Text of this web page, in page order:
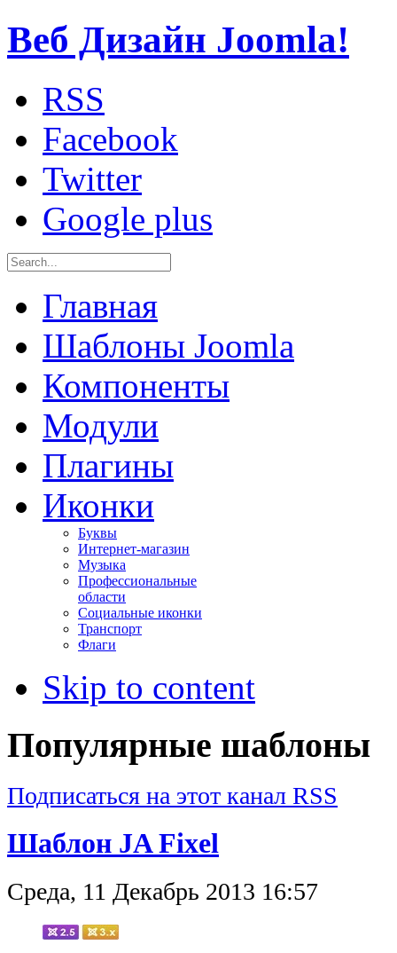
Веб Дизайн Joomla!
RSS
Facebook
Twitter
Google plus
Главная
Шаблоны Joomla
Компоненты
Модули
Плагины
Иконки
Буквы
Интернет-магазин
Музыка
Профессиональные
области
Социальные иконки
Транспорт
Флаги
Skip to content
Популярные шаблоны
Подписаться на этот канал RSS
Шаблон JA Fixel
Среда, 11 Декабрь 2013 16:57